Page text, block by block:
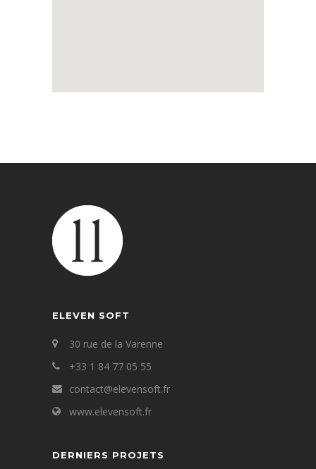
ELEVEN SOFT
30 rue de la Varenne
+33 1 84 77 05 55
contact@elevensoft.fr
www.elevensoft.fr
DERNIERS PROJETS